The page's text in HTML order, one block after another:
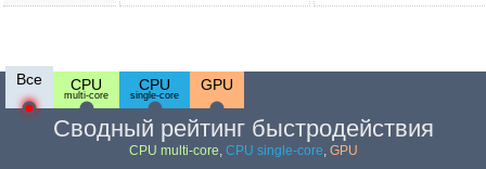
Все CPU
multi-core
CPU
single-core
GPU
Сводный рейтинг быстродействия
CPU multi-core, CPU single-core, GPU